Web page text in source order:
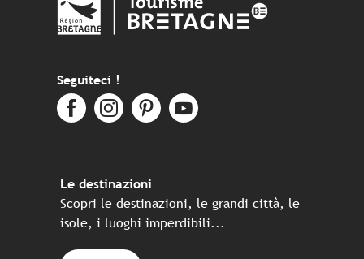
Seguiteci !
Le destinazioni
Scopri le destinazioni, le grandi città, le
isole, i luoghi imperdibili...